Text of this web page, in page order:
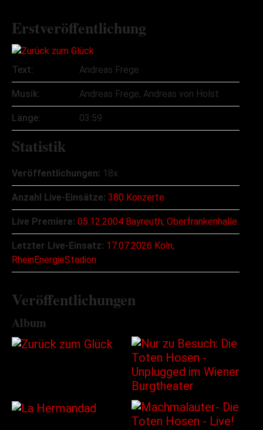
Erstveröffentlichung
Text: Andreas Frege
Musik: Andreas Frege, Andreas von Holst
Länge: 03:59
Statistik
Veröffentlichungen: 18x
Anzahl Live-Einsätze: 380 Konzerte
Live Premiere: 05.12.2004 Bayreuth, Oberfrankenhalle
Letzter Live-Einsatz: 17.07.2026 Köln,
RheinEnergieStadion
Veröffentlichungen
Album